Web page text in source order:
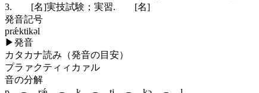
3. [名]実技試験；実習. [名]
発音記号
prǽktikəl
▶発音
カタカナ読み（発音の目安）
プラァクティィカァル
音の分解